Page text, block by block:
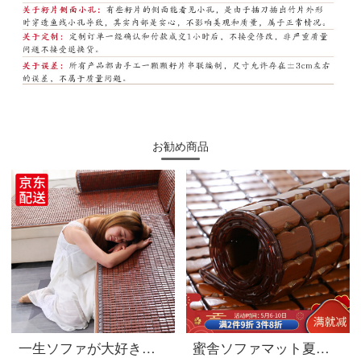
お勧め商品
一生ソファが大好きです。夏のソファマット、夏のマージャン席、滑り止めマット、木のソファカバー、麻雀のブロック、竹の席をオーダーメードしました。太い牛すじと魚の糸を入れて、炭化コーヒー色をオーダーメードしました。45*45 cm椅子にシートを敷いてください。
蜜舎ソファマット夏アイスクッションソファマット麻雀クッションセットソファ滑り止めクッションオーダーメイド貴妃炭化カレー(ダブル牛筋巻き)45*45 cm